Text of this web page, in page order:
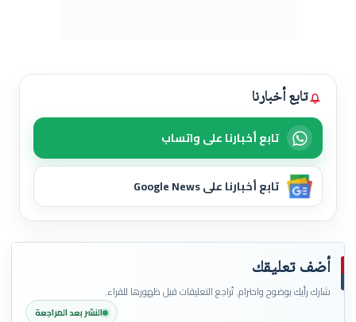
تابع أخبارنا
تابع أخبارنا على واتساب
تابع أخبارنا على Google News
أضف تعليقك
شارك رأيك بوضوح واحترام. تُراجع التعليقات قبل ظهورها للقراء.
النشر بعد المراجعة